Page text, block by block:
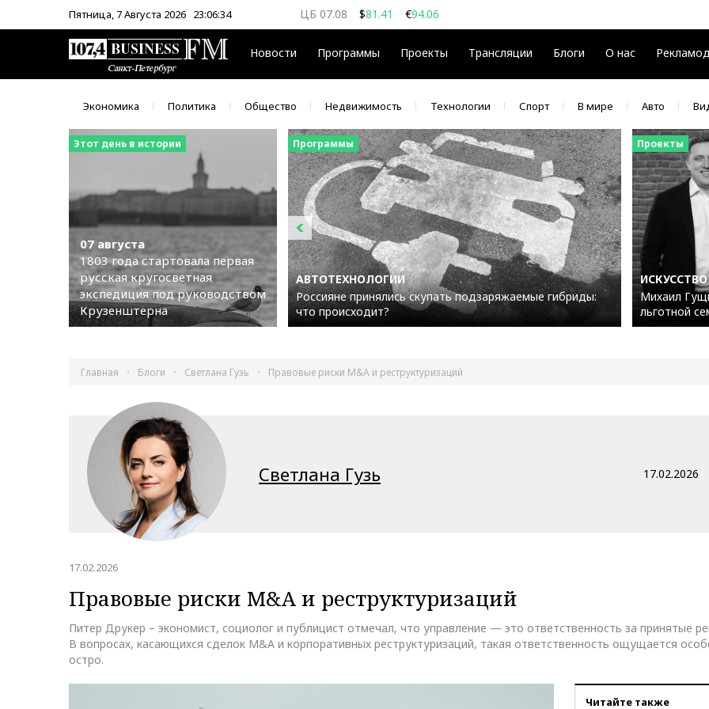
Новости Программы Проекты Трансляции Блоги О нас
Пятница, 7 Августа 2026 23:06:35 ЦБ 07.08 $81.41 €94.06
ММВБ 07.08 $ €
Экономика Политика Общество Недвижимость Технологии Спорт В мире Авто
Этот день в истории
07 августа
1803 года стартовала первая
русская кругосветная
экспедиция под руководством
Крузенштерна
Программы
АВТОТЕХНОЛОГИИ
Россияне принялись скупать подзаряжаемые гибриды:
что происходит?
Проекты
Михаил
льготной
Главная Блоги Светлана Гузь Правовые риски M&A и реструктуризаций
Светлана Гузь 17.02.2026
17.02.2026
Правовые риски M&A и реструктуризаций
Питер Друкер – экономист, социолог и публицист отмечал, что управление — это ответственность за принятые
В вопросах, касающихся сделок M&A и корпоративных реструктуризаций, такая ответственность ощущается
остро.
Читайте также